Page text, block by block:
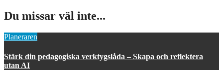
Du missar väl inte...
Planeraren
Stärk din pedagogiska verktygslåda – Skapa och reflektera
utan AI